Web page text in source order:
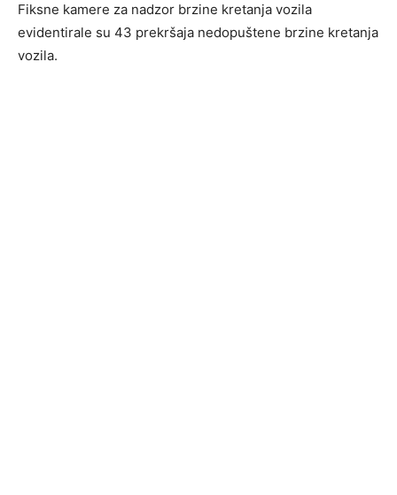
Fiksne kamere za nadzor brzine kretanja vozila
evidentirale su 43 prekršaja nedopuštene brzine kretanja
vozila.